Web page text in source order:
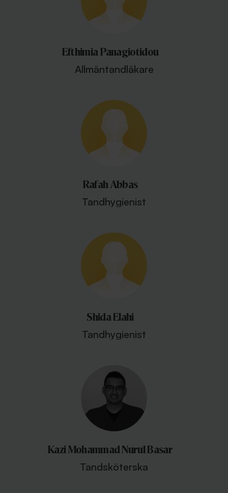
Efthimia Panagiotidou
Allmäntandläkare
Rafah Abbas
Tandhygienist
Shida Elahi
Tandhygienist
Kazi Mohammad Nurul Basar
Tandsköterska